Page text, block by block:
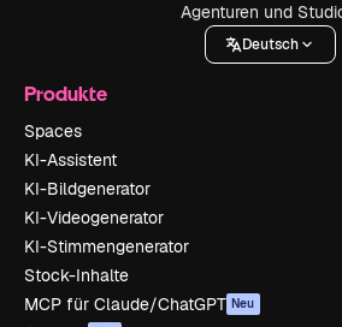
Agenturen und
Deutsch
Produkte
Spaces
KI-Assistent
KI-Bildgenerator
KI-Videogenerator
KI-Stimmengenerator
Stock-Inhalte
MCP für Claude/ChatGPT Neu